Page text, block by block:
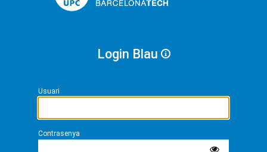
Login Blau
Usuari
Contrasenya